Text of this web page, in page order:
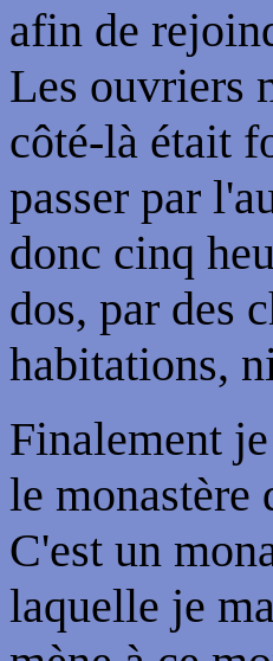
afin de
Les ouvriers
côté-là était
passer par
donc cinq
dos, par des
habitations,
Finalement
le monastère
C'est un
laquelle je